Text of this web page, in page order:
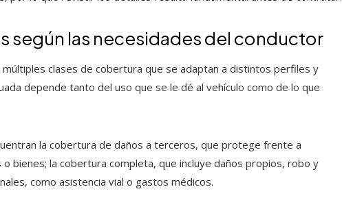
según las necesidades del conductor
clases de cobertura que se adaptan a distintos perfiles y
depende tanto del uso que se le dé al vehículo como de lo que
la cobertura de daños a terceros, que protege frente a
bienes; la cobertura completa, que incluye daños propios, robo y
como asistencia vial o gastos médicos.